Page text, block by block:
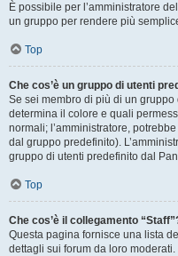
È possibile per l’amministratore
un gruppo per rendere più
Top
Che cos’è un gruppo di utenti
Se sei membro di più di un
determina il colore e quali
normali; l’amministratore,
dal gruppo predefinito).
gruppo di utenti predefinito dal
Top
Che cos’è il collegamento
Questa pagina fornisce una lista
dettagli sui forum da loro moderati.